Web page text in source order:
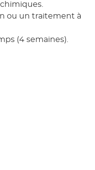
ou un traitement à
(4 semaines).